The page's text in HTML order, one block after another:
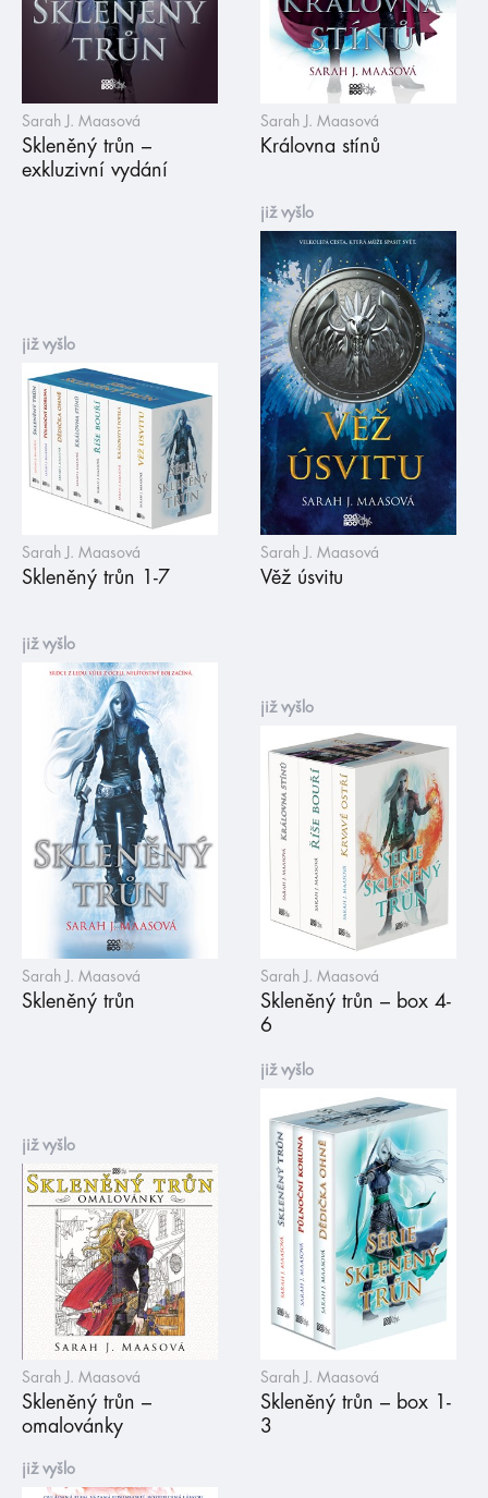
Sarah J. Maasová
Skleněný trůn –
exkluzivní vydání
Sarah J. Maasová
Královna stínů
již vyšlo
Sarah J. Maasová
Skleněný trůn 1-7
již vyšlo
Sarah J. Maasová
Věž úsvitu
již vyšlo
Sarah J. Maasová
Skleněný trůn
již vyšlo
Sarah J. Maasová
Skleněný trůn – box 4-
6
již vyšlo
Sarah J. Maasová
Skleněný trůn –
omalovánky
již vyšlo
Sarah J. Maasová
Skleněný trůn – box 1-
3
již vyšlo